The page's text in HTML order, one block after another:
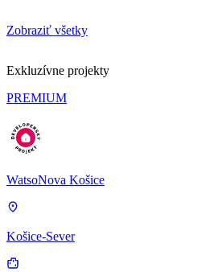
Zobraziť všetky
Exkluzívne projekty
PREMIUM
WatsoNova Košice
Košice-Sever